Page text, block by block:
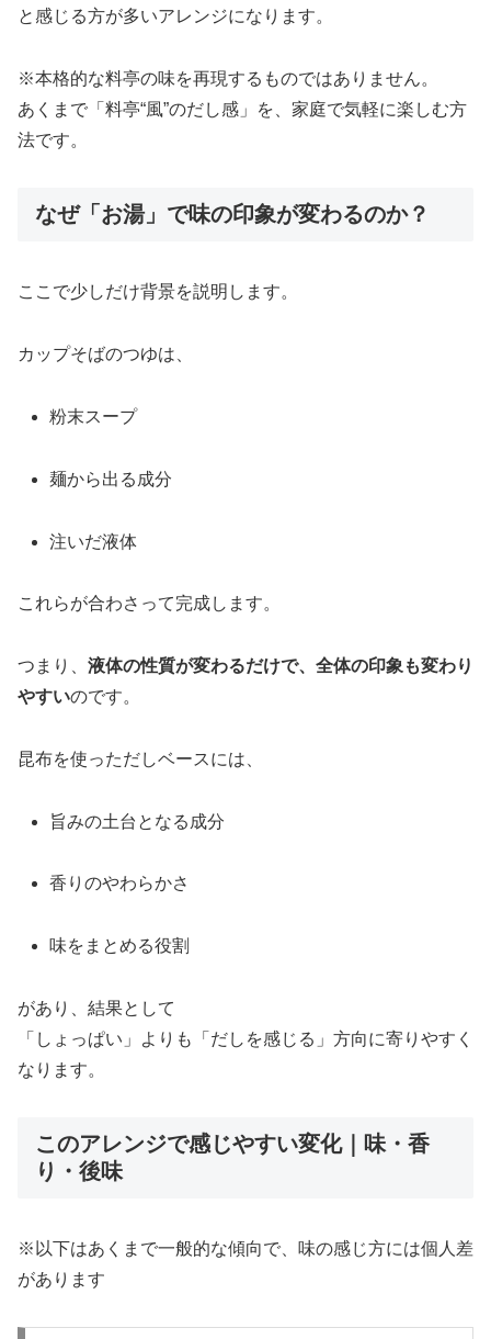
と感じる方が多いアレンジになります。
※本格的な料亭の味を再現するものではありません。
あくまで「料亭“風”のだし感」を、家庭で気軽に楽しむ方
法です。
なぜ「お湯」で味の印象が変わるのか？
ここで少しだけ背景を説明します。
カップそばのつゆは、
粉末スープ
麺から出る成分
注いだ液体
これらが合わさって完成します。
つまり、 液体の性質が変わるだけで、全体の印象も変わり
やすいのです。
昆布を使っただしベースには、
旨みの土台となる成分
香りのやわらかさ
味をまとめる役割
があり、結果として
「しょっぱい」よりも「だしを感じる」方向に寄りやすく
なります。
このアレンジで感じやすい変化｜味・香
り・後味
※以下はあくまで一般的な傾向で、味の感じ方には個人差
があります